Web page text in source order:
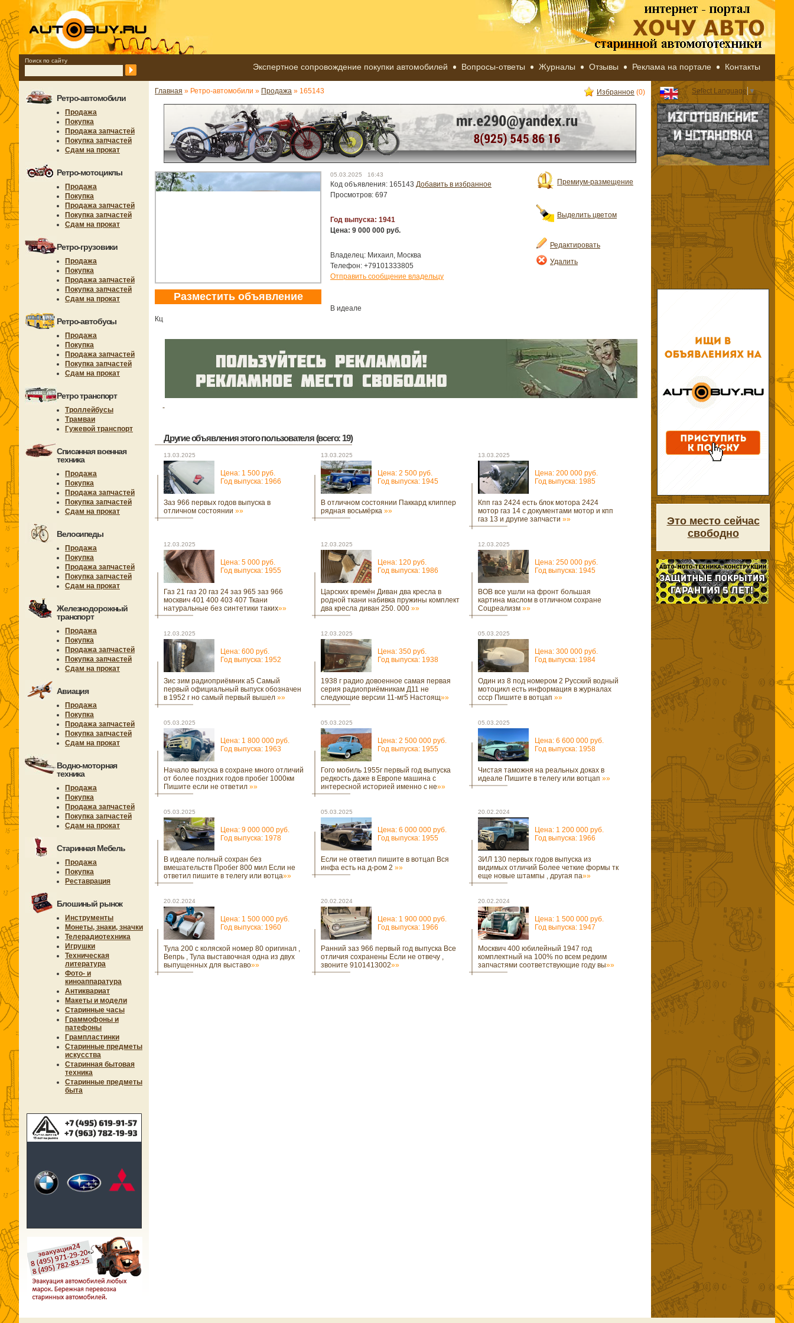
Поиск по сайту
Экспертное сопровождение покупки автомобилей Вопросы-ответы Журналы Отзывы Реклама на портале Контакты
Ретро-автомобили
Продажа
Покупка
Продажа запчастей
Покупка запчастей
Сдам на прокат
Ретро-мотоциклы
Продажа
Покупка
Продажа запчастей
Покупка запчастей
Сдам на прокат
Ретро-грузовики
Продажа
Покупка
Продажа запчастей
Покупка запчастей
Сдам на прокат
Ретро-автобусы
Продажа
Покупка
Продажа запчастей
Покупка запчастей
Сдам на прокат
Ретро транспорт
Троллейбусы
Трамваи
Гужевой транспорт
Списанная военная
техника
Продажа
Покупка
Продажа запчастей
Покупка запчастей
Сдам на прокат
Велосипеды
Продажа
Покупка
Продажа запчастей
Покупка запчастей
Сдам на прокат
Железнодорожный
транспорт
Продажа
Покупка
Продажа запчастей
Покупка запчастей
Сдам на прокат
Авиация
Продажа
Покупка
Продажа запчастей
Покупка запчастей
Сдам на прокат
Водно-моторная
техника
Продажа
Покупка
Продажа запчастей
Покупка запчастей
Сдам на прокат
Старинная Мебель
Продажа
Покупка
Реставрация
Блошиный рынок
Инструменты
Монеты, знаки, значки
Телерадиотехника
Игрушки
Техническая
литература
Фото- и
киноаппаратура
Антиквариат
Макеты и модели
Старинные часы
Граммофоны и
патефоны
Грампластинки
Старинные предметы
искусства
Старинная бытовая
техника
Старинные предметы
быта
Главная » Ретро-автомобили » Продажа » 165143 Избранное (0)
Разместить объявление
Премиум-размещение
Выделить цветом
Редактировать
Удалить
05.03.2025 16:43
Код объявления: 165143 Добавить в избранное
Просмотров: 697
Год выпуска: 1941
Цена: 9 000 000 руб.
Владелец: Михаил, Москва
Телефон: +79101333805
Отправить сообщение владельцу
В идеале
Кц
Другие объявления этого пользователя (всего: 19)
13.03.2025
Цена: 1 500 руб.
Год выпуска: 1966
Заз 966 первых годов выпуска в
отличном состоянии »»
13.03.2025
Цена: 2 500 руб.
Год выпуска: 1945
В отличном состоянии Паккард клиппер
рядная восьмёрка »»
13.03.2025
Цена: 200 000 руб.
Год выпуска: 1985
Кпп газ 2424 есть блок мотора 2424
мотор газ 14 с документами мотор и кпп
газ 13 и другие запчасти »»
12.03.2025
Цена: 5 000 руб.
Год выпуска: 1955
Газ 21 газ 20 газ 24 заз 965 заз 966
москвич 401 400 403 407 Ткани
натуральные без синтетики таких»»
12.03.2025
Цена: 120 руб.
Год выпуска: 1986
Царских времён Диван два кресла в
родной ткани набивка пружины комплект
два кресла диван 250. 000 »»
12.03.2025
Цена: 250 000 руб.
Год выпуска: 1945
ВОВ все ушли на фронт большая
картина маслом в отличном сохране
Соцреализм »»
12.03.2025
Цена: 600 руб.
Год выпуска: 1952
Зис зим радиоприёмник а5 Самый
первый официальный выпуск обозначен
в 1952 г но самый первый вышел »»
12.03.2025
Цена: 350 руб.
Год выпуска: 1938
1938 г радио довоенное самая первая
серия радиоприёмникам Д11 не
следующие версии 11-мг5 Настоящ»»
05.03.2025
Цена: 300 000 руб.
Год выпуска: 1984
Один из 8 под номером 2 Русский водный
мотоцикл есть информация в журналах
ссср Пишите в вотцап »»
05.03.2025
Цена: 1 800 000 руб.
Год выпуска: 1963
Начало выпуска в сохране много отличий
от более поздних годов пробег 1000км
Пишите если не ответил »»
05.03.2025
Цена: 2 500 000 руб.
Год выпуска: 1955
Гого мобиль 1955г первый год выпуска
редкость даже в Европе машина с
интересной историей именно с не»»
05.03.2025
Цена: 6 600 000 руб.
Год выпуска: 1958
Чистая таможня на реальных доках в
идеале Пишите в телегу или вотцап »»
05.03.2025
Цена: 9 000 000 руб.
Год выпуска: 1978
В идеале полный сохран без
вмешательств Пробег 800 мил Если не
ответил пишите в телегу или вотца»»
05.03.2025
Цена: 6 000 000 руб.
Год выпуска: 1955
Если не ответил пишите в вотцап Вся
инфа есть на д-ром 2 »»
20.02.2024
Цена: 1 200 000 руб.
Год выпуска: 1966
ЗИЛ 130 первых годов выпуска из
видимых отличий Более четкие формы тк
еще новые штампы , другая па»»
20.02.2024
Цена: 1 500 000 руб.
Год выпуска: 1960
Тула 200 с коляской номер 80 оригинал ,
Вепрь , Тула выставочная одна из двух
выпущенных для выставо»»
20.02.2024
Цена: 1 900 000 руб.
Год выпуска: 1966
Ранний заз 966 первый год выпуска Все
отличия сохранены Если не отвечу ,
звоните 9101413002»»
20.02.2024
Цена: 1 500 000 руб.
Год выпуска: 1947
Москвич 400 юбилейный 1947 год
комплектный на 100% по всем редким
запчастями соответствующие году вы»»
Select Language ▼
Это место сейчас
свободно